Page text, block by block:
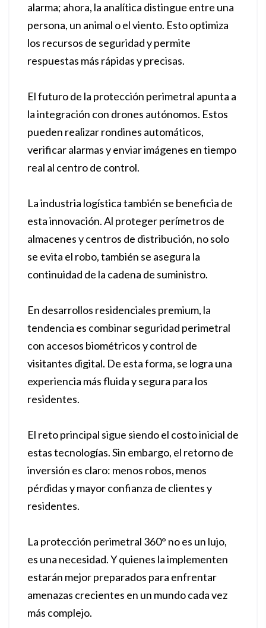
alarma; ahora, la analítica distingue entre una
persona, un animal o el viento. Esto optimiza
los recursos de seguridad y permite
respuestas más rápidas y precisas.
El futuro de la protección perimetral apunta a
la integración con drones autónomos. Estos
pueden realizar rondines automáticos,
verificar alarmas y enviar imágenes en tiempo
real al centro de control.
La industria logística también se beneficia de
esta innovación. Al proteger perímetros de
almacenes y centros de distribución, no solo
se evita el robo, también se asegura la
continuidad de la cadena de suministro.
En desarrollos residenciales premium, la
tendencia es combinar seguridad perimetral
con accesos biométricos y control de
visitantes digital. De esta forma, se logra una
experiencia más fluida y segura para los
residentes.
El reto principal sigue siendo el costo inicial de
estas tecnologías. Sin embargo, el retorno de
inversión es claro: menos robos, menos
pérdidas y mayor confianza de clientes y
residentes.
La protección perimetral 360° no es un lujo,
es una necesidad. Y quienes la implementen
estarán mejor preparados para enfrentar
amenazas crecientes en un mundo cada vez
más complejo.